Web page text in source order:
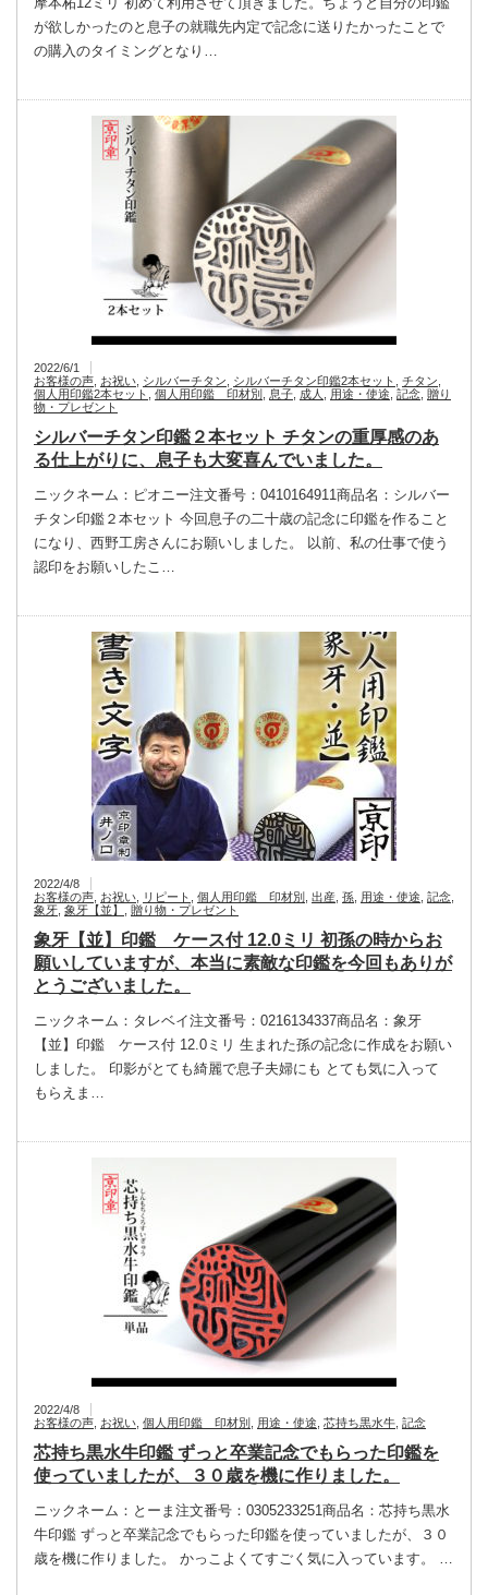
が欲しかったのと息子の就職先内定で記念に送りたかったことで
の購入のタイミングとなり…
2022/6/1
お客様の声 お祝い シルバーチタン シルバーチタン印鑑2本セット チタン
個人用印鑑2本セット
個人用印鑑 印材別 息子 成人 用途・使途 記念 贈り
物・プレゼント
シルバーチタン印鑑２本セット チタンの重厚感のあ
る仕上がりに、息子も大変喜んでいました。
ニックネーム：ピオニー注文番号：0410164911商品名：シルバー
チタン印鑑２本セット 今回息子の二十歳の記念に印鑑を作ること
になり、西野工房さんにお願いしました。 以前、私の仕事で使う
認印をお願いしたこ…
2022/4/8
お客様の声 お祝い リピート 個人用印鑑 印材別 出産 孫 用途・使途 記念
象牙 象牙【並】 贈り物・プレゼント
象牙【並】印鑑 ケース付 12.0ミリ 初孫の時からお
願いしていますが、本当に素敵な印鑑を今回もありが
とうございました。
ニックネーム：タレベイ注文番号：0216134337商品名：象牙
【並】印鑑 ケース付 12.0ミリ 生まれた孫の記念に作成をお願い
しました。 印影がとても綺麗で息子夫婦にも とても気に入って
もらえま…
2022/4/8
お客様の声 お祝い 個人用印鑑 印材別 用途・使途 芯持ち黒水牛 記念
芯持ち黒水牛印鑑 ずっと卒業記念でもらった印鑑を
使っていましたが、３０歳を機に作りました。
ニックネーム：とーま注文番号：0305233251商品名：芯持ち黒水
牛印鑑 ずっと卒業記念でもらった印鑑を使っていましたが、３０
歳を機に作りました。 かっこよくてすごく気に入っています。 …